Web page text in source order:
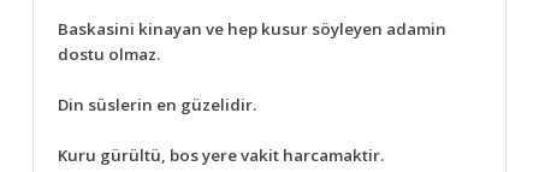
Baskasini kinayan ve hep kusur söyleyen adamin
dostu olmaz.
Din süslerin en güzelidir.
Kuru gürültü, bos yere vakit harcamaktir.